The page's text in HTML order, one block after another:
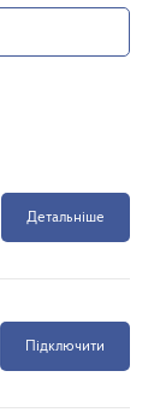
Детальніше
Підключити